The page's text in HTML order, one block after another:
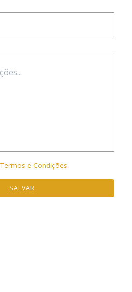
Termos e Condições
SALVAR